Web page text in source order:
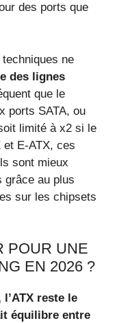
des ports que
ne
des lignes
que le
ports SATA, ou
limité à x2 si le
E‑ATX, ces
sont mieux
grâce au plus
sur les chipsets
POUR UNE
EN 2026 ?
reste le
équilibre entre